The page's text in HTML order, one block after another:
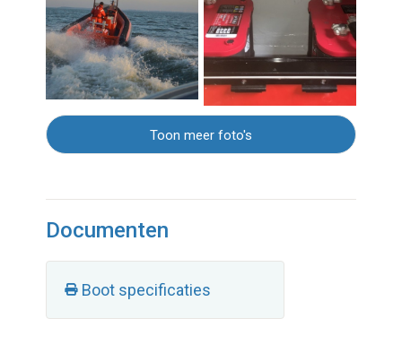
Toon meer foto's
Documenten
Boot specificaties